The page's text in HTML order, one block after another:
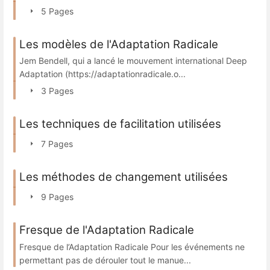
5 Pages
Les modèles de l'Adaptation Radicale
Jem Bendell, qui a lancé le mouvement international Deep
Adaptation (https://adaptationradicale.o...
3 Pages
Les techniques de facilitation utilisées
7 Pages
Les méthodes de changement utilisées
9 Pages
Fresque de l'Adaptation Radicale
Fresque de l’Adaptation Radicale Pour les événements ne
permettant pas de dérouler tout le manue...